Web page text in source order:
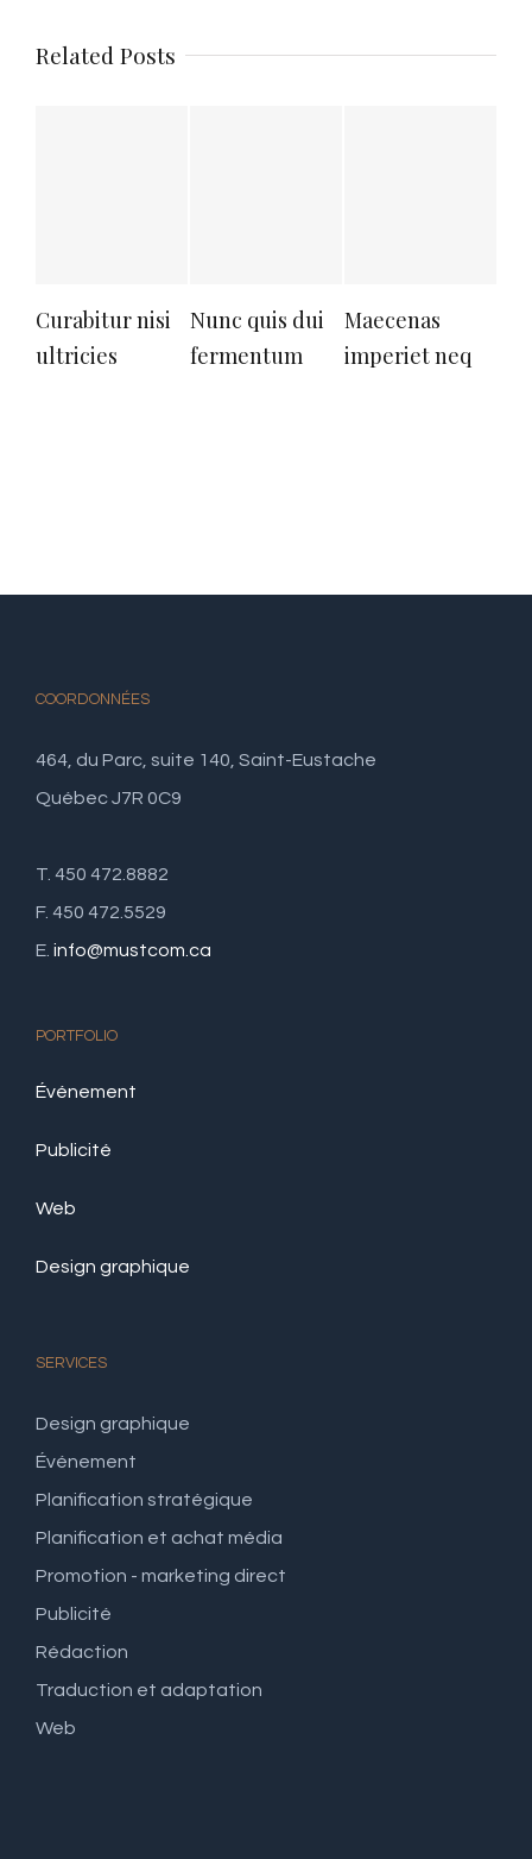
Related Posts
Curabitur nisi
ultricies
Nunc quis dui
fermentum
Maecenas
imperiet neq
COORDONNÉES
464, du Parc, suite 140, Saint-Eustache
Québec J7R 0C9
T. 450 472.8882
F. 450 472.5529
E. info@mustcom.ca
PORTFOLIO
Événement
Publicité
Web
Design graphique
SERVICES
Design graphique
Événement
Planification stratégique
Planification et achat média
Promotion - marketing direct
Publicité
Rédaction
Traduction et adaptation
Web